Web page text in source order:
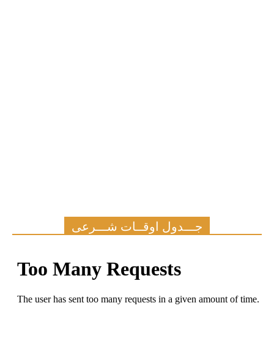
جـــدول اوقــات شـــرعی